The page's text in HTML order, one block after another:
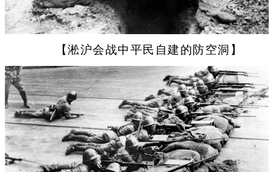
【淞沪会战中平民自建的防空洞】